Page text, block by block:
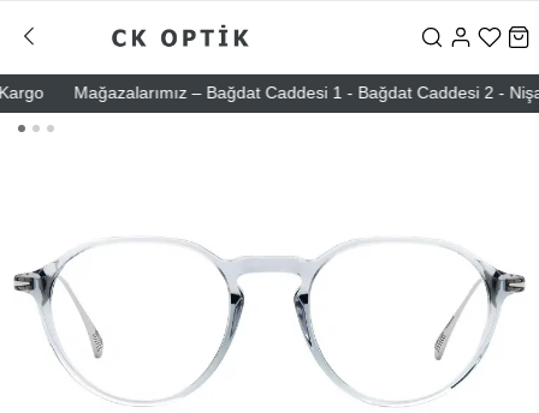
Mağazalarımız – Bağdat Caddesi 1 - Bağdat Caddesi 2 -